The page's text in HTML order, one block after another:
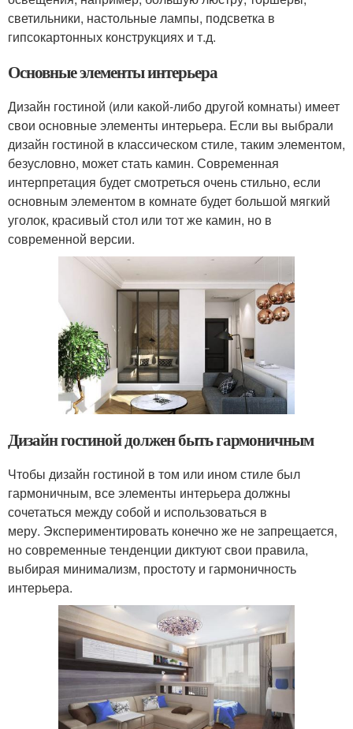
светильники, настольные лампы, подсветка в
гипсокартонных конструкциях и т.д.
Основные элементы интерьера
Дизайн гостиной (или какой-либо другой комнаты) имеет
свои основные элементы интерьера. Если вы выбрали
дизайн гостиной в классическом стиле, таким элементом,
безусловно, может стать камин. Современная
интерпретация будет смотреться очень стильно, если
основным элементом в комнате будет большой мягкий
уголок, красивый стол или тот же камин, но в
современной версии.
Дизайн гостиной должен быть гармоничным
Чтобы дизайн гостиной в том или ином стиле был
гармоничным, все элементы интерьера должны
сочетаться между собой и использоваться в
меру. Экспериментировать конечно же не запрещается,
но современные тенденции диктуют свои правила,
выбирая минимализм, простоту и гармоничность
интерьера.